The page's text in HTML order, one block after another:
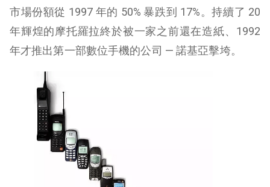
市場份額從 1997 年的 50% 暴跌到 17%。持續了 20
年輝煌的摩托羅拉終於被一家之前還在造紙、1992
年才推出第一部數位手機的公司 — 諾基亞擊垮。